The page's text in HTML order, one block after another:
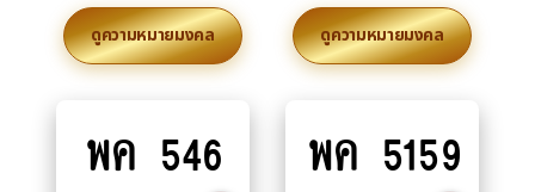
ดูความหมายมงคล ดูความหมายมงคล
to
พค 546
to
พค 5159